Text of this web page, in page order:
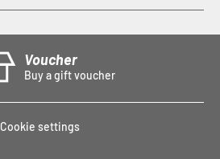
Voucher
Buy a gift voucher
Cookie settings